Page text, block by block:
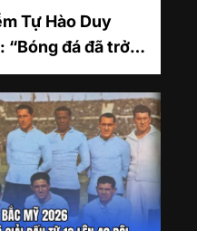
Tự Hào Duy
“Bóng đá đã trở